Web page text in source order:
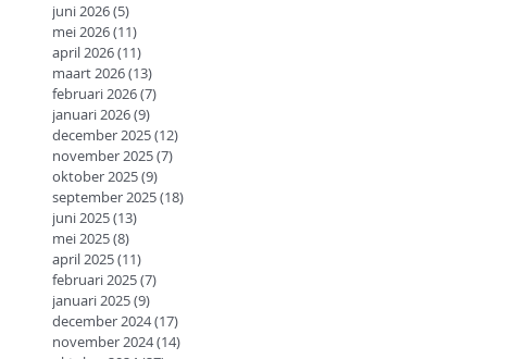
juni 2026(5)
mei 2026(11)
april 2026(11)
maart 2026(13)
februari 2026(7)
januari 2026(9)
december 2025(12)
november 2025(7)
oktober 2025(9)
september 2025(18)
juni 2025(13)
mei 2025(8)
april 2025(11)
februari 2025(7)
januari 2025(9)
december 2024(17)
november 2024(14)